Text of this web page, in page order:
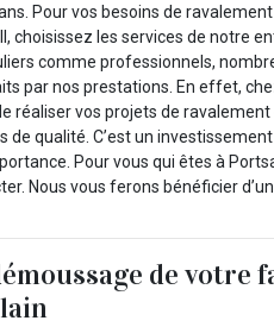
Pour vos besoins de
choisissez les services de notre
comme professionnels,
par nos prestations. En effet,
réaliser vos projets de
de qualité. C’est un
Pour vous qui êtes à
Nous vous ferons bénéficier
de votre